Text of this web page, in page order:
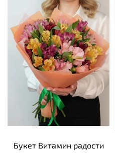
Букет Витамин радости